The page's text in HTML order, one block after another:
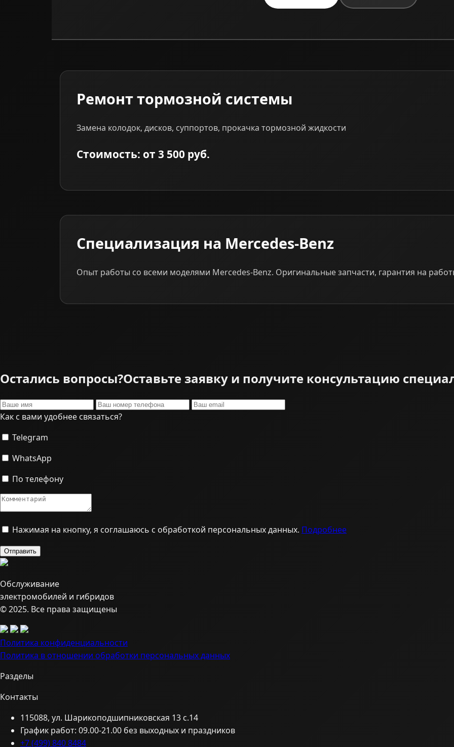
Ремонт тормозной системы
Замена колодок, дисков, суппортов, прокачка тормозной жидкости
Стоимость: от 3 500 руб.
Специализация на Mercedes-Benz
Опыт работы со всеми моделями Mercedes-Benz. Оригинальные запчасти, гарантия на
Остались вопросы?Оставьте заявку и получите консультацию
Как с вами удобнее связаться?
Telegram
WhatsApp
По телефону
Нажимая на кнопку, я соглашаюсь с обработкой персональных данных. Подробнее
Обслуживание
электромобилей и гибридов
© 2025. Все права защищены
Политика конфиденциальности
Политика в отношении обработки персональных данных
Разделы
Контакты
115088, ул. Шарикоподшипниковская 13 с.14
График работ: 09.00-21.00 без выходных и праздников
+7 (499) 840 8484